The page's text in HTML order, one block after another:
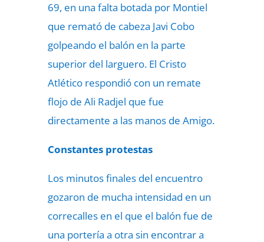
69, en una falta botada por Montiel
que remató de cabeza Javi Cobo
golpeando el balón en la parte
superior del larguero. El Cristo
Atlético respondió con un remate
flojo de Ali Radjel que fue
directamente a las manos de Amigo.
Constantes protestas
Los minutos finales del encuentro
gozaron de mucha intensidad en un
correcalles en el que el balón fue de
una portería a otra sin encontrar a